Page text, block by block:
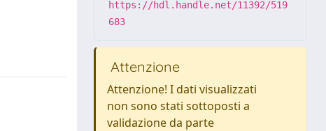
https://hdl.handle.net/11392/519
683
Attenzione
Attenzione! I dati visualizzati
non sono stati sottoposti a
validazione da parte